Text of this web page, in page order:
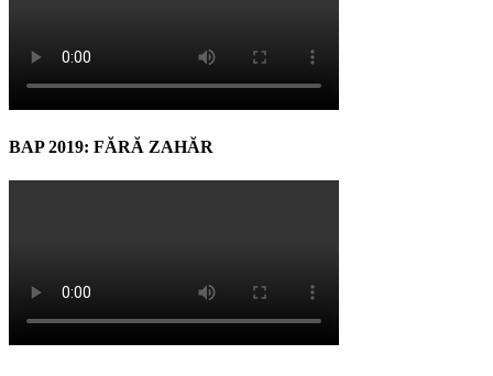
BAP 2019: FĂRĂ ZAHĂR